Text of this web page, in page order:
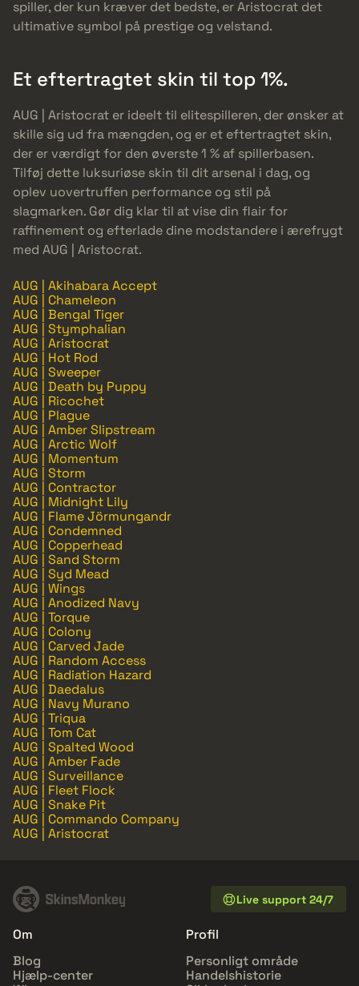
spiller, der kun kræver det bedste, er Aristocrat det
ultimative symbol på prestige og velstand.
Et eftertragtet skin til top 1%.
AUG | Aristocrat er ideelt til elitespilleren, der ønsker at
skille sig ud fra mængden, og er et eftertragtet skin,
der er værdigt for den øverste 1 % af spillerbasen.
Tilføj dette luksuriøse skin til dit arsenal i dag, og
oplev uovertruffen performance og stil på
slagmarken. Gør dig klar til at vise din flair for
raffinement og efterlade dine modstandere i ærefrygt
med AUG | Aristocrat.
AUG | Akihabara Accept
AUG | Chameleon
AUG | Bengal Tiger
AUG | Stymphalian
AUG | Aristocrat
AUG | Hot Rod
AUG | Sweeper
AUG | Death by Puppy
AUG | Ricochet
AUG | Plague
AUG | Amber Slipstream
AUG | Arctic Wolf
AUG | Momentum
AUG | Storm
AUG | Contractor
AUG | Midnight Lily
AUG | Flame Jörmungandr
AUG | Condemned
AUG | Copperhead
AUG | Sand Storm
AUG | Syd Mead
AUG | Wings
AUG | Anodized Navy
AUG | Torque
AUG | Colony
AUG | Carved Jade
AUG | Random Access
AUG | Radiation Hazard
AUG | Daedalus
AUG | Navy Murano
AUG | Triqua
AUG | Tom Cat
AUG | Spalted Wood
AUG | Amber Fade
AUG | Surveillance
AUG | Fleet Flock
AUG | Snake Pit
AUG | Commando Company
AUG | Aristocrat
Live support 24/7
Om
Blog
Hjælp-center
Profil
Personligt område
Handelshistorie